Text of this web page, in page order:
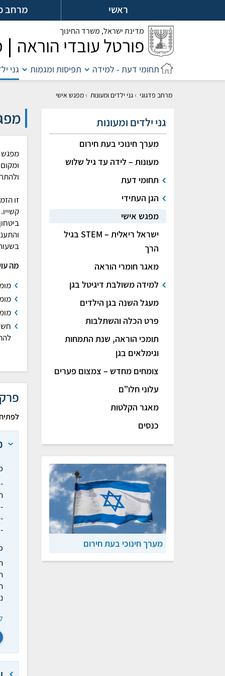
אל
ראשי מרחב
מדינת ישראל, משרד החינוך
פורטל עובדי הוראה
תחומי דעת - למידה תפיסות ומגמות גני
מרחב פדגוגי ›גני ילדים ומעונות ›מפגש אישי
מפגש
זו
מה
מומלץ
גני ילדים ומעונות
מערך חינוכי בעת חירום
מעונות – לידה עד גיל שלוש
תחומי דעת
הגן העתידי
מפגש אישי
ישראל ריאלית – STEM בגיל
הרך
מאגר חומרי הוראה
למידה משולבת דיגיטל בגן
מעגל השנה בגן הילדים
פרט הכלה והשתלבות
תומכי הוראה, שנת התמחות
וגימלאים בגן
צומחים מחדש – צמצום פערים
עלוני חלו"ם
מאגר הקלטות
כנסים
מערך חינוכי בעת חירום